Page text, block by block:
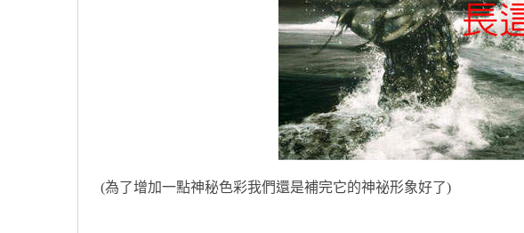
(為了增加一點神秘色彩我們還是補完它的神祕形象好了)